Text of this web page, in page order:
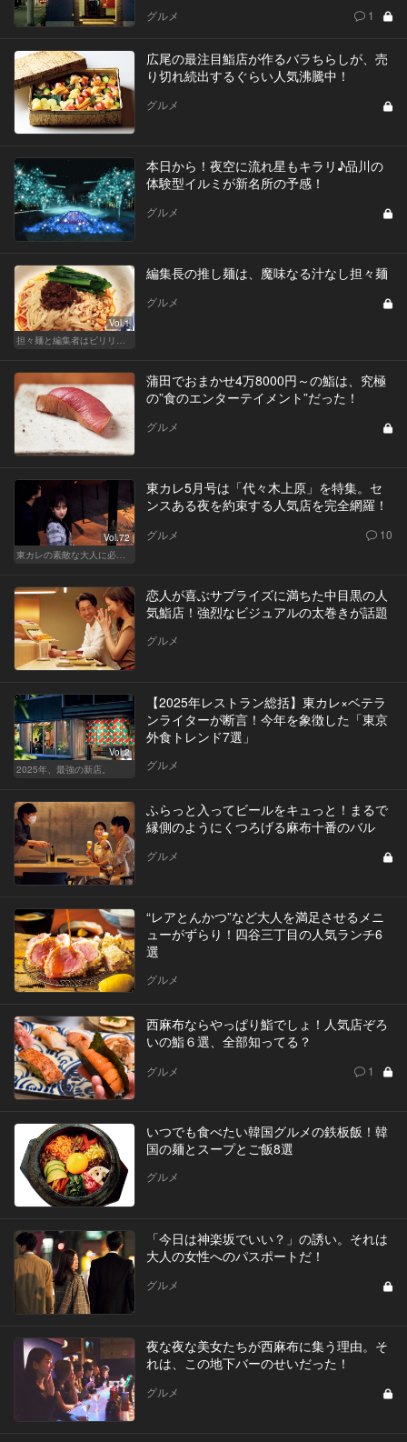
グルメ 1
広尾の最注目鮨店が作るバラちらしが、売
り切れ続出するぐらい人気沸騰中！
グルメ
本日から！夜空に流れ星もキラリ♪品川の
体験型イルミが新名所の予感！
グルメ
Vol.1
担々麺と編集者はピリリと辛いほうがいい！
編集長の推し麺は、魔味なる汁なし担々麺
グルメ
蒲田でおまかせ4万8000円～の鮨は、究極
の”食のエンターテイメント”だった！
グルメ
Vol.72
東カレの素敵な大人に必要なこと
東カレ5月号は「代々木上原」を特集。セ
ンスある夜を約束する人気店を完全網羅！
グルメ 10
恋人が喜ぶサプライズに満ちた中目黒の人
気鮨店！強烈なビジュアルの太巻きが話題
グルメ
Vol.2
2025年、最強の新店。
【2025年レストラン総括】東カレ×ベテラ
ンライターが断言！今年を象徴した「東京
外食トレンド7選」
グルメ
ふらっと入ってビールをキュっと！まるで
縁側のようにくつろげる麻布十番のバル
グルメ
“レアとんかつ”など大人を満足させるメニ
ューがずらり！四谷三丁目の人気ランチ6
選
グルメ
西麻布ならやっぱり鮨でしょ！人気店ぞろ
いの鮨６選、全部知ってる？
グルメ 1
いつでも食べたい韓国グルメの鉄板飯！韓
国の麺とスープとご飯8選
グルメ
「今日は神楽坂でいい？」の誘い。それは
大人の女性へのパスポートだ！
グルメ
夜な夜な美女たちが西麻布に集う理由。そ
れは、この地下バーのせいだった！
グルメ